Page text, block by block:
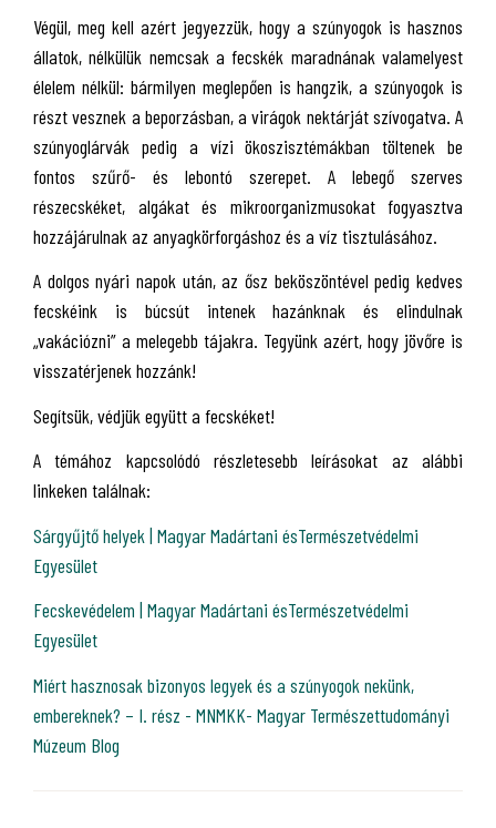
Végül, meg kell azért jegyezzük, hogy a szúnyogok is hasznos
állatok, nélkülük nemcsak a fecskék maradnának valamelyest
élelem nélkül: bármilyen meglepően is hangzik, a szúnyogok is
részt vesznek a beporzásban, a virágok nektárját szívogatva. A
szúnyoglárvák pedig a vízi ökoszisztémákban töltenek be
fontos szűrő- és lebontó szerepet. A lebegő szerves
részecskéket, algákat és mikroorganizmusokat fogyasztva
hozzájárulnak az anyagkörforgáshoz és a víz tisztulásához.
A dolgos nyári napok után, az ősz beköszöntével pedig kedves
fecskéink is búcsút intenek hazánknak és elindulnak
„vakációzni” a melegebb tájakra. Tegyünk azért, hogy jövőre is
visszatérjenek hozzánk!
Segítsük, védjük együtt a fecskéket!
A témához kapcsolódó részletesebb leírásokat az alábbi
linkeken találnak:
Sárgyűjtő helyek | Magyar Madártani ésTermészetvédelmi
Egyesület
Fecskevédelem | Magyar Madártani ésTermészetvédelmi
Egyesület
Miért hasznosak bizonyos legyek és a szúnyogok nekünk,
embereknek? – I. rész - MNMKK- Magyar Természettudományi
Múzeum Blog